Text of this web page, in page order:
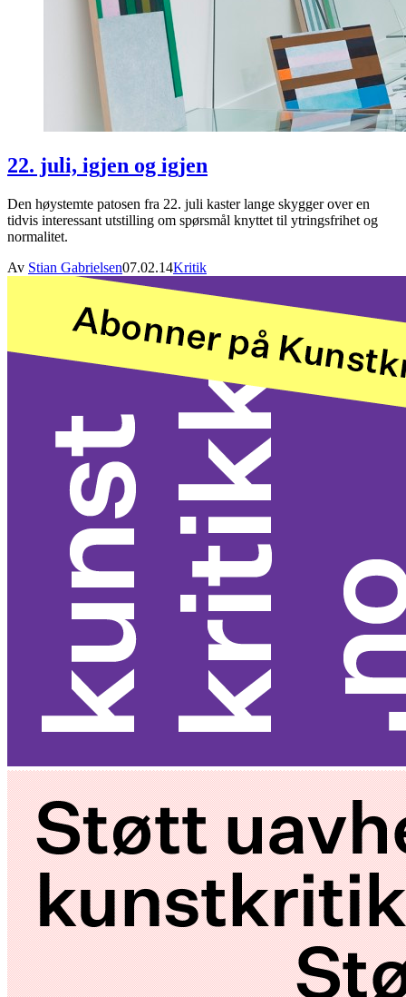
22. juli, igjen og igjen
Den høystemte patosen fra 22. juli kaster lange skygger over en
tidvis interessant utstilling om spørsmål knyttet til ytringsfrihet og
normalitet.
Av Stian Gabrielsen07.02.14Kritik